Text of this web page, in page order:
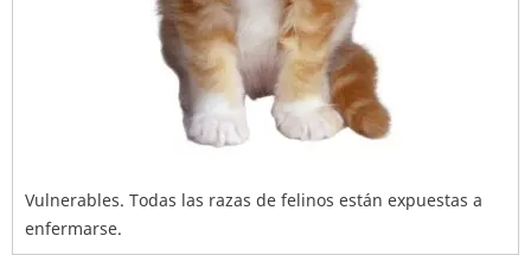
Vulnerables. Todas las razas de felinos están expuestas a
enfermarse.